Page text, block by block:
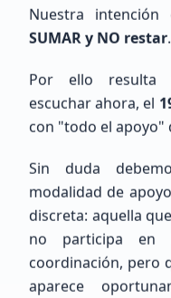
Pedro
México, Estado
Nuestra
SUMAR y NO restar.
Por ello resulta
escuchar ahora, el
con "todo el apoyo"
Sin duda
modalidad de
discreta: aquella
no participa en
coordinación, pero
aparece